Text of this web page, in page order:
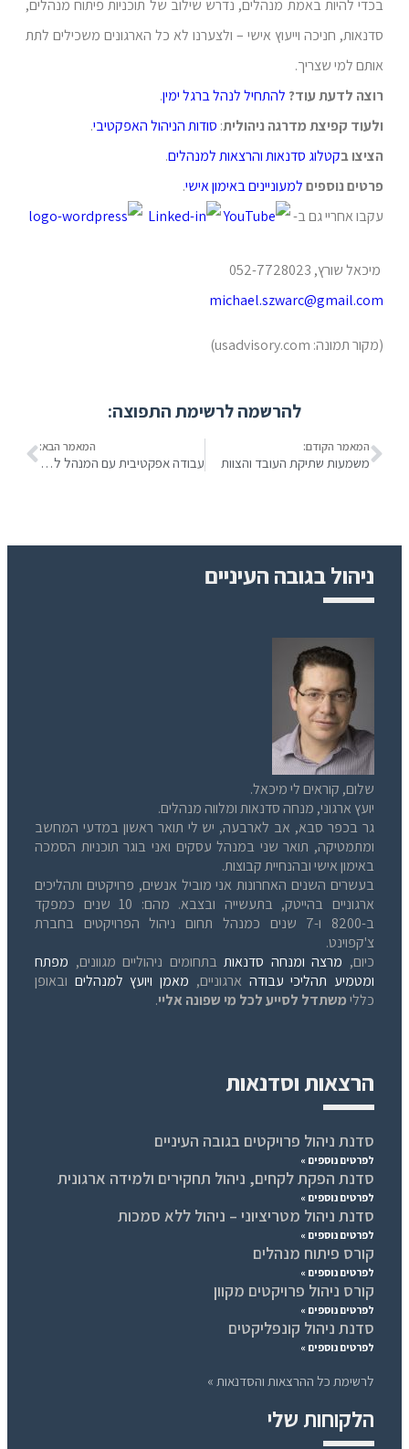
בכדי להיות באמת מנהלים, נדרש שילוב של תוכניות פיתוח מנהלים,
סדנאות, חניכה וייעוץ אישי – ולצערנו לא כל הארגונים משכילים לתת
אותם למי שצריך.
רוצה לדעת עוד? להתחיל לנהל ברגל ימין.
ולעוד קפיצת מדרגה ניהולית: סודות הניהול האפקטיבי.
הציצו בקטלוג סדנאות והרצאות למנהלים.
פרטים נוספיםלמעונייניםבאימון אישי.
עקבו אחריי גם ב-
מיכאל שורץ, 052-7728023
michael.szwarc@gmail.com
(מקור תמונה: usadvisory.com)
להרשמה לרשימת התפוצה:
המאמר הקודם:
משמעות שתיקת העובד והצוות
המאמר הבא:
עבודה אפקטיבית עם המנהל לתוצאות מירביות
ניהול בגובה העיניים
שלום, קוראים לי מיכאל.
יועץ ארגוני, מנחה סדנאות ומלווה מנהלים.
גר בכפר סבא, אב לארבעה, יש לי תואר ראשון במדעי המחשב
ומתמטיקה, תואר שני במנהל עסקים ואני בוגר תוכניות הסמכה
באימון אישי ובהנחיית קבוצות.
בעשרים השנים האחרונות אני מוביל אנשים, פרויקטים ותהליכים
ארגוניים בהייטק, בתעשייה ובצבא. מהם: 10 שנים כמפקד
ב-8200 ו-7 שנים כמנהל תחום ניהול הפרויקטים בחברת
צ'קפוינט.
כיום, מרצה ומנחה סדנאותבתחומים ניהוליים מגוונים, מפתח
ומטמיע תהליכי עבודה ארגוניים, מאמן ויועץ למנהלים ובאופן
כללימשתדל לסייע לכל מי שפונה אליי.
הרצאות וסדנאות
סדנת ניהול פרויקטים בגובה העיניים
לפרטים נוספים »
סדנת הפקת לקחים, ניהול תחקירים ולמידה ארגונית
לפרטים נוספים »
סדנת ניהול מטריציוני – ניהול ללא סמכות
לפרטים נוספים »
קורס פיתוח מנהלים
לפרטים נוספים »
קורס ניהול פרויקטים מקוון
לפרטים נוספים »
סדנת ניהול קונפליקטים
לפרטים נוספים »
לרשימת כל ההרצאות והסדנאות »
הלקוחות שלי